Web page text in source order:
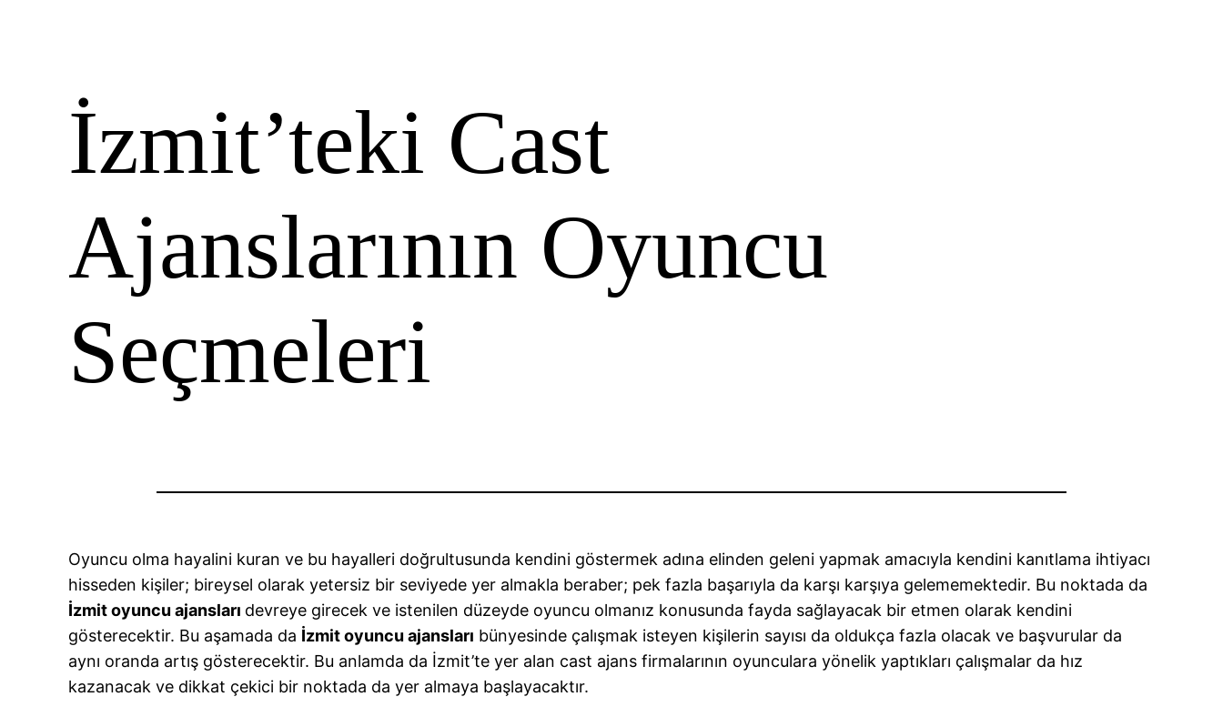
İzmit’teki Cast
Ajanslarının Oyuncu
Seçmeleri
Oyuncu olma hayalini kuran ve bu hayalleri doğrultusunda kendini göstermek adına elinden geleni yapmak amacıyla kendini kanıtlama ihtiyacı
hisseden kişiler; bireysel olarak yetersiz bir seviyede yer almakla beraber; pek fazla başarıyla da karşı karşıya gelememektedir. Bu noktada da
İzmit oyuncu ajansları devreye girecek ve istenilen düzeyde oyuncu olmanız konusunda fayda sağlayacak bir etmen olarak kendini
gösterecektir. Bu aşamada da İzmit oyuncu ajansları bünyesinde çalışmak isteyen kişilerin sayısı da oldukça fazla olacak ve başvurular da
aynı oranda artış gösterecektir. Bu anlamda da İzmit’te yer alan cast ajans firmalarının oyunculara yönelik yaptıkları çalışmalar da hız
kazanacak ve dikkat çekici bir noktada da yer almaya başlayacaktır.